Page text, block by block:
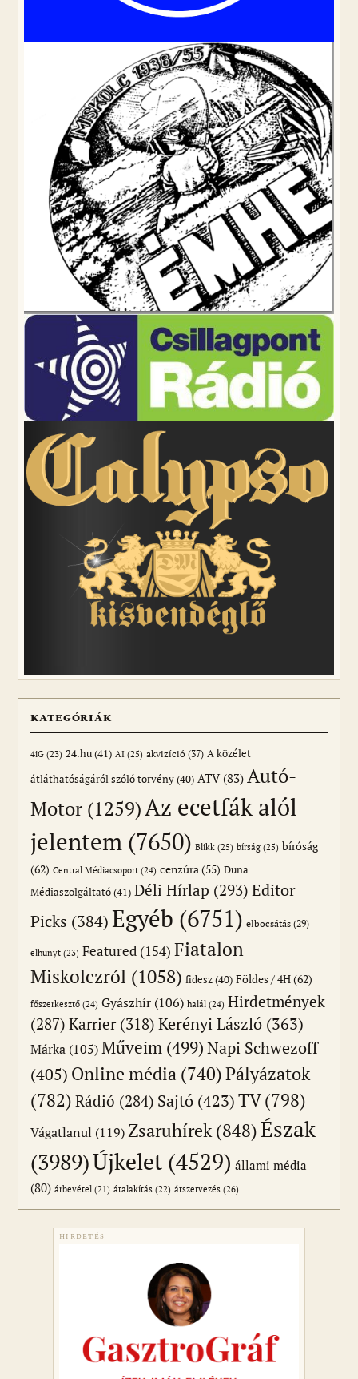
KATEGÓRIÁK
4iG (23) 24.hu(41) AI (25) akvizíció (37) A közélet
átláthatóságáról szóló törvény(40) ATV(83) Autó-
Motor (1259)Az ecetfák alól
jelentem (7650) Blikk (25) bírság (25) bíróság
(62) Central Médiacsoport (24) cenzúra(55) Duna
Médiaszolgáltató(41) Déli Hírlap (293) Editor
Picks (384)Egyéb (6751) elbocsátás (29)
elhunyt (23) Featured (154) Fiatalon
Miskolczról (1058) fidesz(40) Földes / 4H(62)
főszerkesztő (24) Gyászhír (106) halál (24) Hirdetmények
(287) Karrier(318) Kerényi László (363)
Márka (105) Műveim (499)Napi Schwezoff
(405) Online média (740)Pályázatok
(782) Rádió (284) Sajtó (423)TV(798)
Vágatlanul (119) Zsaruhírek (848)Észak
(3989)Újkelet (4529) állami média
(80) árbevétel (21) átalakítás (22) átszervezés (26)
HIRDETÉS